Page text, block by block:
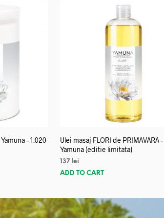
– 1.020
Ulei masaj FLORI de PRIMAVARA –
Yamuna (editie limitata)
137 lei
ADD TO CART